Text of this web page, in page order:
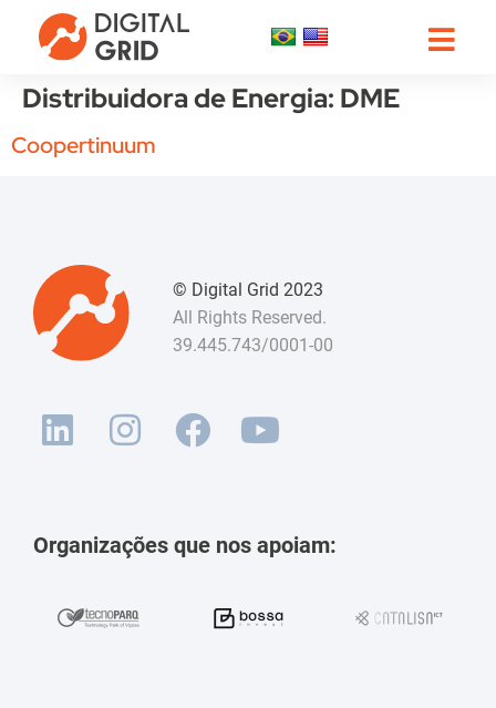
Distribuidora de Energia: DME
Coopertinuum
© Digital Grid 2023
All Rights Reserved.
39.445.743/0001-00
Organizações que nos apoiam: